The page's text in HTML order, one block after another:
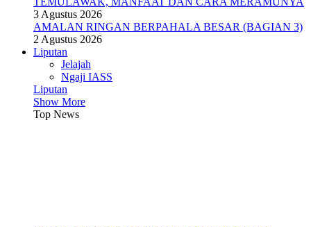
3 Agustus 2026
AMALAN RINGAN BERPAHALA BESAR (BAGIAN 3)
2 Agustus 2026
Liputan
Jelajah
Ngaji IASS
Liputan
Show More
Top News